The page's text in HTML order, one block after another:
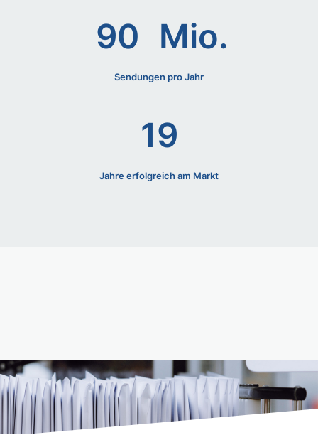
90 Mio.
Sendungen pro Jahr
19
Jahre erfolgreich am Markt